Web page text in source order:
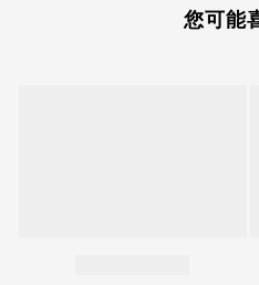
您可能